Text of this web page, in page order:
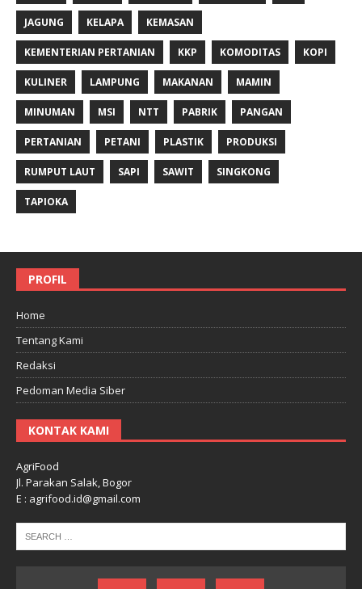
JAGUNG KELAPA KEMASAN
KEMENTERIAN PERTANIAN KKP KOMODITAS KOPI
KULINER LAMPUNG MAKANAN MAMIN
MINUMAN MSI NTT PABRIK PANGAN
PERTANIAN PETANI PLASTIK PRODUKSI
RUMPUT LAUT SAPI SAWIT SINGKONG
TAPIOKA
PROFIL
Home
Tentang Kami
Redaksi
Pedoman Media Siber
KONTAK KAMI
AgriFood
Jl. Parakan Salak, Bogor
E : agrifood.id@gmail.com